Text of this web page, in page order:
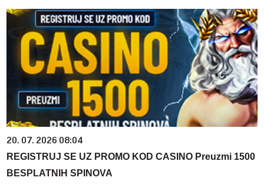
20. 07. 2026 08:04
REGISTRUJ SE UZ PROMO KOD CASINO Preuzmi 1500
BESPLATNIH SPINOVA